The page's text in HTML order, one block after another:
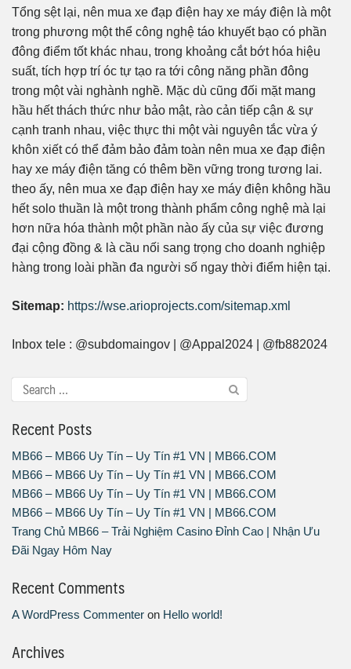
Tổng sệt lại, nên mua xe đạp điện hay xe máy điện là một
trong phương một thể công nghệ táo khuyết bạo có phần
đông điểm tốt khác nhau, trong khoảng cắt bớt hóa hiệu
suất, tích hợp trí óc tự tạo ra tới công năng phần đông
trong một vài nghành nghề. Mặc dù cũng đối mặt mang
hầu hết thách thức như bảo mật, rào cản tiếp cận & sự
cạnh tranh nhau, việc thực thi một vài nguyên tắc vừa ý
khôn xiết có thể đảm bảo đảm toàn nên mua xe đạp điện
hay xe máy điện tăng có thêm bền vững trong tương lai.
theo ấy, nên mua xe đạp điện hay xe máy điện không hầu
hết solo thuần là một trong thành phẩm công nghệ mà lại
hơn nữa hóa thành một phần nào ấy của sự việc đương
đại cộng đồng & là cầu nối sang trọng cho doanh nghiệp
hàng trong loài phần đa người số ngay thời điểm hiện tại.
Sitemap: https://wse.arioprojects.com/sitemap.xml
Inbox tele : @subdomaingov | @Appal2024 | @fb882024
Recent Posts
MB66 – MB66 Uy Tín – Uy Tín #1 VN | MB66.COM
MB66 – MB66 Uy Tín – Uy Tín #1 VN | MB66.COM
MB66 – MB66 Uy Tín – Uy Tín #1 VN | MB66.COM
MB66 – MB66 Uy Tín – Uy Tín #1 VN | MB66.COM
Trang Chủ MB66 – Trải Nghiệm Casino Đỉnh Cao | Nhận Ưu
Đãi Ngay Hôm Nay
Recent Comments
A WordPress Commenter on Hello world!
Archives